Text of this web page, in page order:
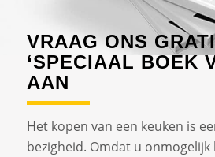
VRAAG ONS
‘SPECIAAL BOEK
AAN
Het kopen van een keuken is
bezigheid. Omdat u